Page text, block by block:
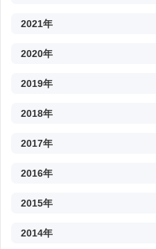
2021年
2020年
2019年
2018年
2017年
2016年
2015年
2014年